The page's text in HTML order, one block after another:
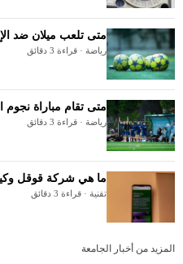
متى تلعب ميلان ضد
رياضة · قراءة 3 دقائق
متى تقام مباراة
رياضة · قراءة 3 دقائق
ما هي شركة قوقل
تقنية · قراءة 3 دقائق
المزيد من أخبار الجامعة